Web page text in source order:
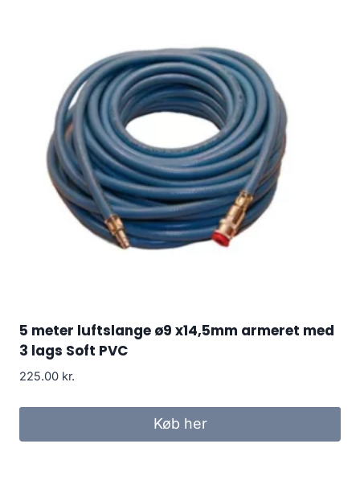
5 meter luftslange ø9 x14,5mm armeret med
3 lags Soft PVC
225.00 kr.
Køb her